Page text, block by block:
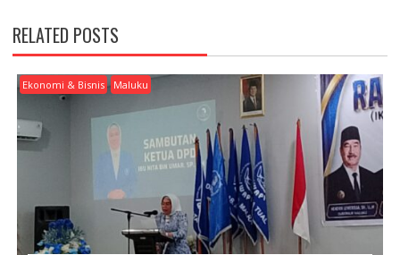
A
V
I
G
A
T
RELATED POSTS
Ekonomi & Bisnis Maluku